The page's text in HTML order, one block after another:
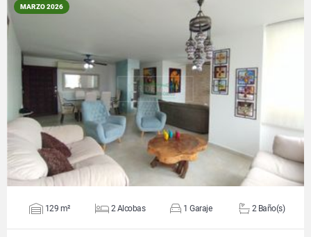
MARZO 2026
VER DETALLES
129 m² 2 Alcobas 1 Garaje 2 Baño(s)